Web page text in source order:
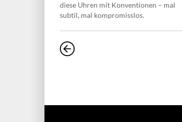
diese Uhren mit Konventionen – mal
subtil, mal kompromisslos.